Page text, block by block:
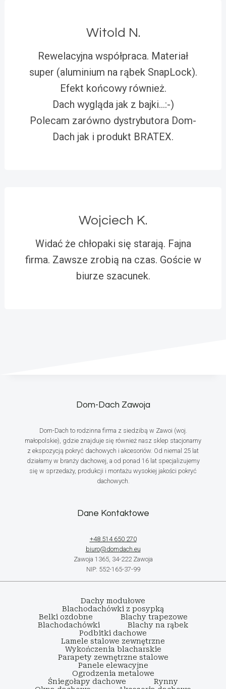
Witold N.
Rewelacyjna współpraca. Materiał
super (aluminium na rąbek SnapLock).
Efekt końcowy również.
Dach wygląda jak z bajki…:-)
Polecam zarówno dystrybutora Dom-
Dach jak i produkt BRATEX.
Wojciech K.
Widać że chłopaki się starają. Fajna
firma. Zawsze zrobią na czas. Goście w
biurze szacunek.
Dom-Dach Zawoja
Dom-Dach to rodzinna firma z siedzibą w Zawoi (woj.
małopolskie), gdzie znajduje się również nasz sklep stacjonarny
z ekspozycją pokryć dachowych i akcesoriów. Od niemal 25 lat
działamy w branży dachowej, a od ponad 16 lat specjalizujemy
się w sprzedaży, produkcji i montażu wysokiej jakości pokryć
dachowych.
Dane Kontaktowe
+48 514 650 270
biuro@domdach.eu
Zawoja 1365, 34-222 Zawoja
NIP: 552-165-37-99
Dachy modułowe
Blachodachówki z posypką
Belki ozdobne
Blachy trapezowe
Blachodachówki
Blachy na rąbek
Podbitki dachowe
Lamele stalowe zewnętrzne
Wykończenia blacharskie
Parapety zewnętrzne stalowe
Panele elewacyjne
Ogrodzenia metalowe
Śniegołapy dachowe
Rynny